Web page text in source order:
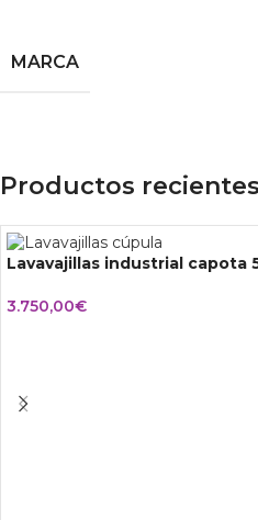
MARCA
Productos recientes
Lavavajillas industrial capota
3.750,00€